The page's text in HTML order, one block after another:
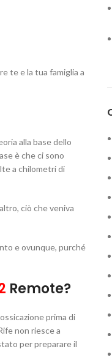
te e la tua famiglia a
alla base dello
è che ci sono
a chilometri di
ciò che veniva
e ovunque, purché
Remote?
prima di
non riesce a
per preparare il